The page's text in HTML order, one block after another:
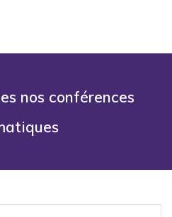
nos conférences